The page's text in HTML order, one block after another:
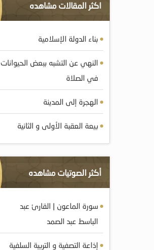
اكثر المقالات مشاهده
بناء الدولة الإسلامية
النهي عن التشبه ببعض الحيوانات
في الصلاة
الهجرة إلى المدينة
بيعة العقبة الأولى و الثانية
أكثر الصوتيات مشاهده
سورة الماعون | القارئ عبد
الباسط عبد الصمد
إذاعة التصفية و التربية السلفية